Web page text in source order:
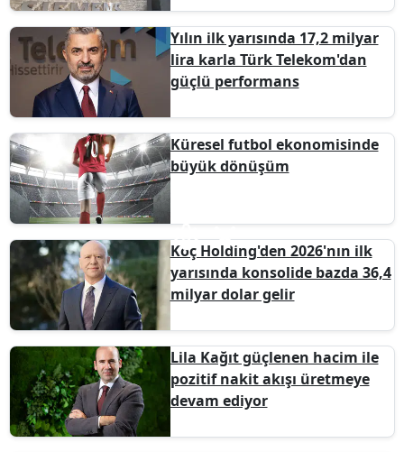
Yılın ilk yarısında 17,2 milyar
lira karla Türk Telekom'dan
güçlü performans
Küresel futbol ekonomisinde
büyük dönüşüm
Koç Holding'den 2026'nın ilk
yarısında konsolide bazda 36,4
milyar dolar gelir
Lila Kağıt güçlenen hacim ile
pozitif nakit akışı üretmeye
devam ediyor